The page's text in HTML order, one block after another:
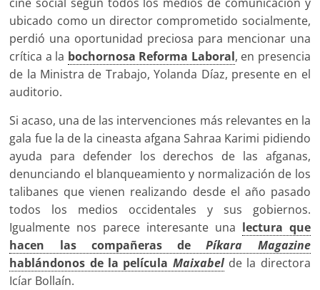
ubicado como un director comprometido socialmente,
perdió una oportunidad preciosa para mencionar una
crítica a la bochornosa Reforma Laboral, en presencia
de la Ministra de Trabajo, Yolanda Díaz, presente en el
auditorio.
Si acaso, una de las intervenciones más relevantes en la
gala fue la de la cineasta afgana Sahraa Karimi pidiendo
ayuda para defender los derechos de las afganas,
denunciando el blanqueamiento y normalización de los
talibanes que vienen realizando desde el año pasado
todos los medios occidentales y sus gobiernos.
Igualmente nos parece interesante una lectura que
hacen las compañeras dePíkara Magazine
hablándonos de la película Maixabelde la directora
Icíar Bollaín.